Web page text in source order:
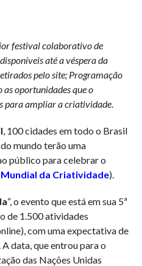
festival colaborativo de
até a véspera da
pelo site; Programação
oportunidades que o
para ampliar a criatividade.
, 100 cidades em todo o Brasil
mundo terão uma
público para celebrar o
Mundial da Criatividade).
“, o evento que está em sua 5ª
de 1.500 atividades
com uma expectativa de
data, que entrou para o
das Nações Unidas